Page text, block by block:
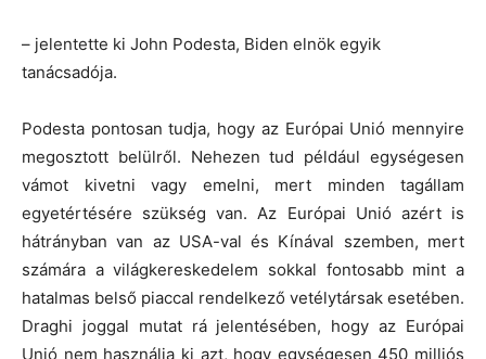
– jelentette ki John Podesta, Biden elnök egyik
tanácsadója.
Podesta pontosan tudja, hogy az Európai Unió mennyire
megosztott belülről. Nehezen tud például egységesen
vámot kivetni vagy emelni, mert minden tagállam
egyetértésére szükség van. Az Európai Unió azért is
hátrányban van az USA-val és Kínával szemben, mert
számára a világkereskedelem sokkal fontosabb mint a
hatalmas belső piaccal rendelkező vetélytársak esetében.
Draghi joggal mutat rá jelentésében, hogy az Európai
Unió nem használja ki azt, hogy egységesen 450 milliós